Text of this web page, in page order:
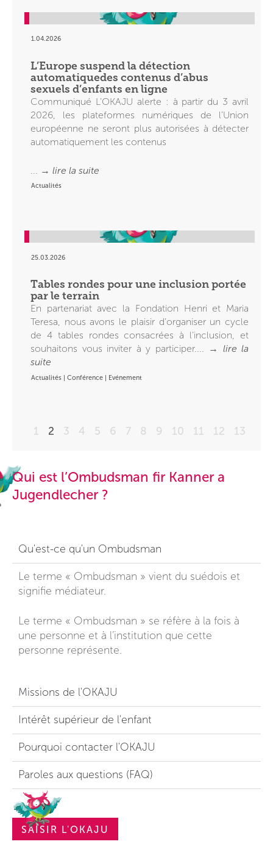
1.04.2026
L’Europe suspend la détection
automatiquedes contenus d’abus
sexuels d’enfants en ligne
Communiqué L’OKAJU alerte : à partir du 3 avril
2026, les plateformes numériques de l’Union
européenne ne seront plus autorisées à détecter
automatiquement les contenus
... → lire la suite
Actualités
25.03.2026
Tables rondes pour une inclusion portée
par le terrain
En partenariat avec la Fondation Henri et Maria
Teresa, nous avons le plaisir d’organiser un cycle
de 4 tables rondes consacrées à l’inclusion, et
souhaitons vous inviter à y participer.... → lire la
suite
Actualités |Conférence Evénement
1 2 3 4 5 6 7 8 9 10 11 12 13
Qui est l’Ombudsman fir Kanner a
Jugendlecher ?
Qu'est-ce qu'un Ombudsman
Le terme « Ombudsman » vient du suédois et
signifie médiateur.
Le terme « Ombudsman » se réfère à la fois à
une personne et à l’institution que cette
personne représente.
Missions de l'OKAJU
Intérêt supérieur de l'enfant
Pourquoi contacter l'OKAJU
Paroles aux questions​ (FAQ)
SAISIR L'OKAJU